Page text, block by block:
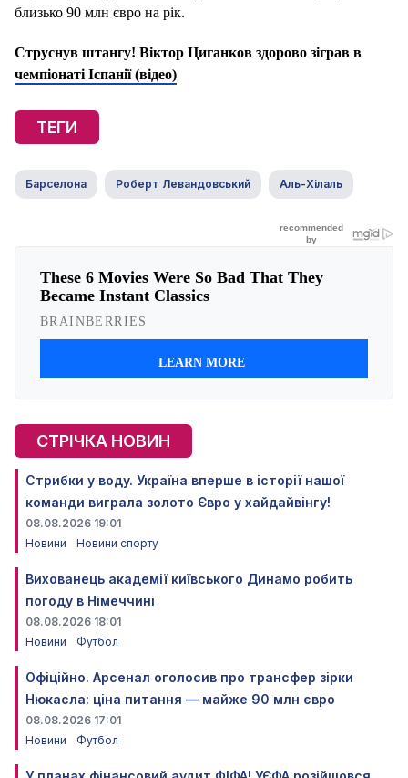
близько 90 млн євро на рік.
Струснув штангу! Віктор Циганков здорово зіграв в
чемпіонаті Іспанії (відео)
ТЕГИ
Барселона Роберт Левандовський Аль-Хілаль
СТРІЧКА НОВИН
Стрибки у воду. Україна вперше в історії нашої
команди виграла золото Євро у хайдайвінгу!
08.08.2026 19:01
Новини
Новини спорту
Вихованець академії київського Динамо робить
погоду в Німеччині
08.08.2026 18:01
Новини
Футбол
Офіційно. Арсенал оголосив про трансфер зірки
Нюкасла: ціна питання — майже 90 млн євро
08.08.2026 17:01
Новини
Футбол